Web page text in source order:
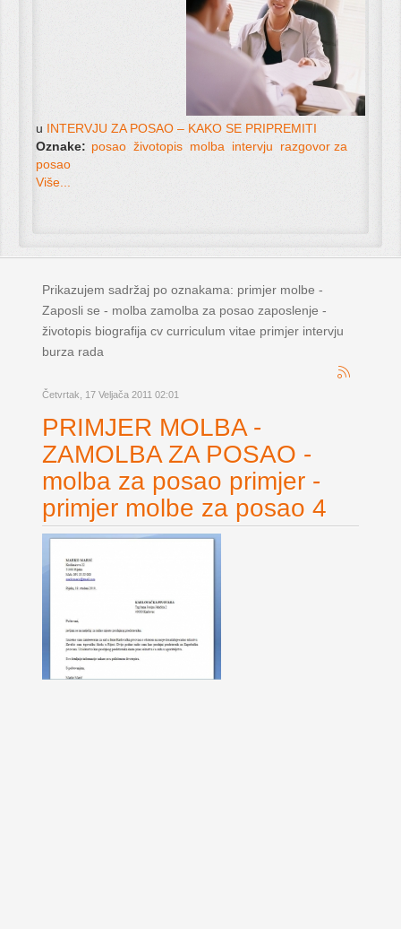
u INTERVJU ZA POSAO – KAKO SE PRIPREMITI
Oznake: posao životopis molba intervju
razgovor za
posao
Više...
Prikazujem sadržaj po oznakama: primjer molbe -
Zaposli se - molba zamolba za posao zaposlenje -
životopis biografija cv curriculum vitae primjer intervju
burza rada
Četvrtak, 17 Veljača 2011 02:01
PRIMJER MOLBA -
ZAMOLBA ZA POSAO -
molba za posao primjer -
primjer molbe za posao 4